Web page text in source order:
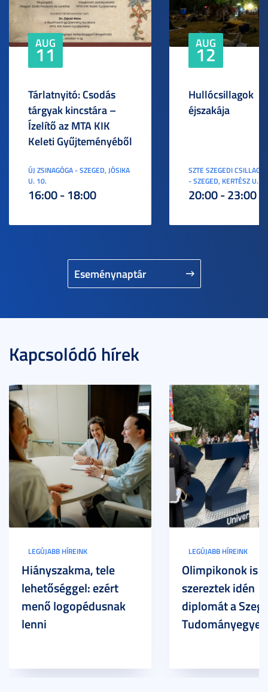
Eseménynaptár
AUG
11
Tárlatnyitó: Csodás
tárgyak kincstára –
Ízelítő az MTA KIK
Keleti Gyűjteményéből
ÚJ ZSINAGÓGA - SZEGED, JÓSIKA
U. 10.
16:00 - 18:00
AUG
12
Hullócsillagok
éjszakája
SZTE SZEGEDI
- SZEGED, KERTÉSZ U. 3.
20:00 - 23:00
Kapcsolódó hírek
LEGÚJABB HÍREINK
Hiányszakma, tele
lehetőséggel: ezért
menő logopédusnak
lenni
LEGÚJABB HÍREINK
Olimpikonok is
szereztek idén
diplomát a